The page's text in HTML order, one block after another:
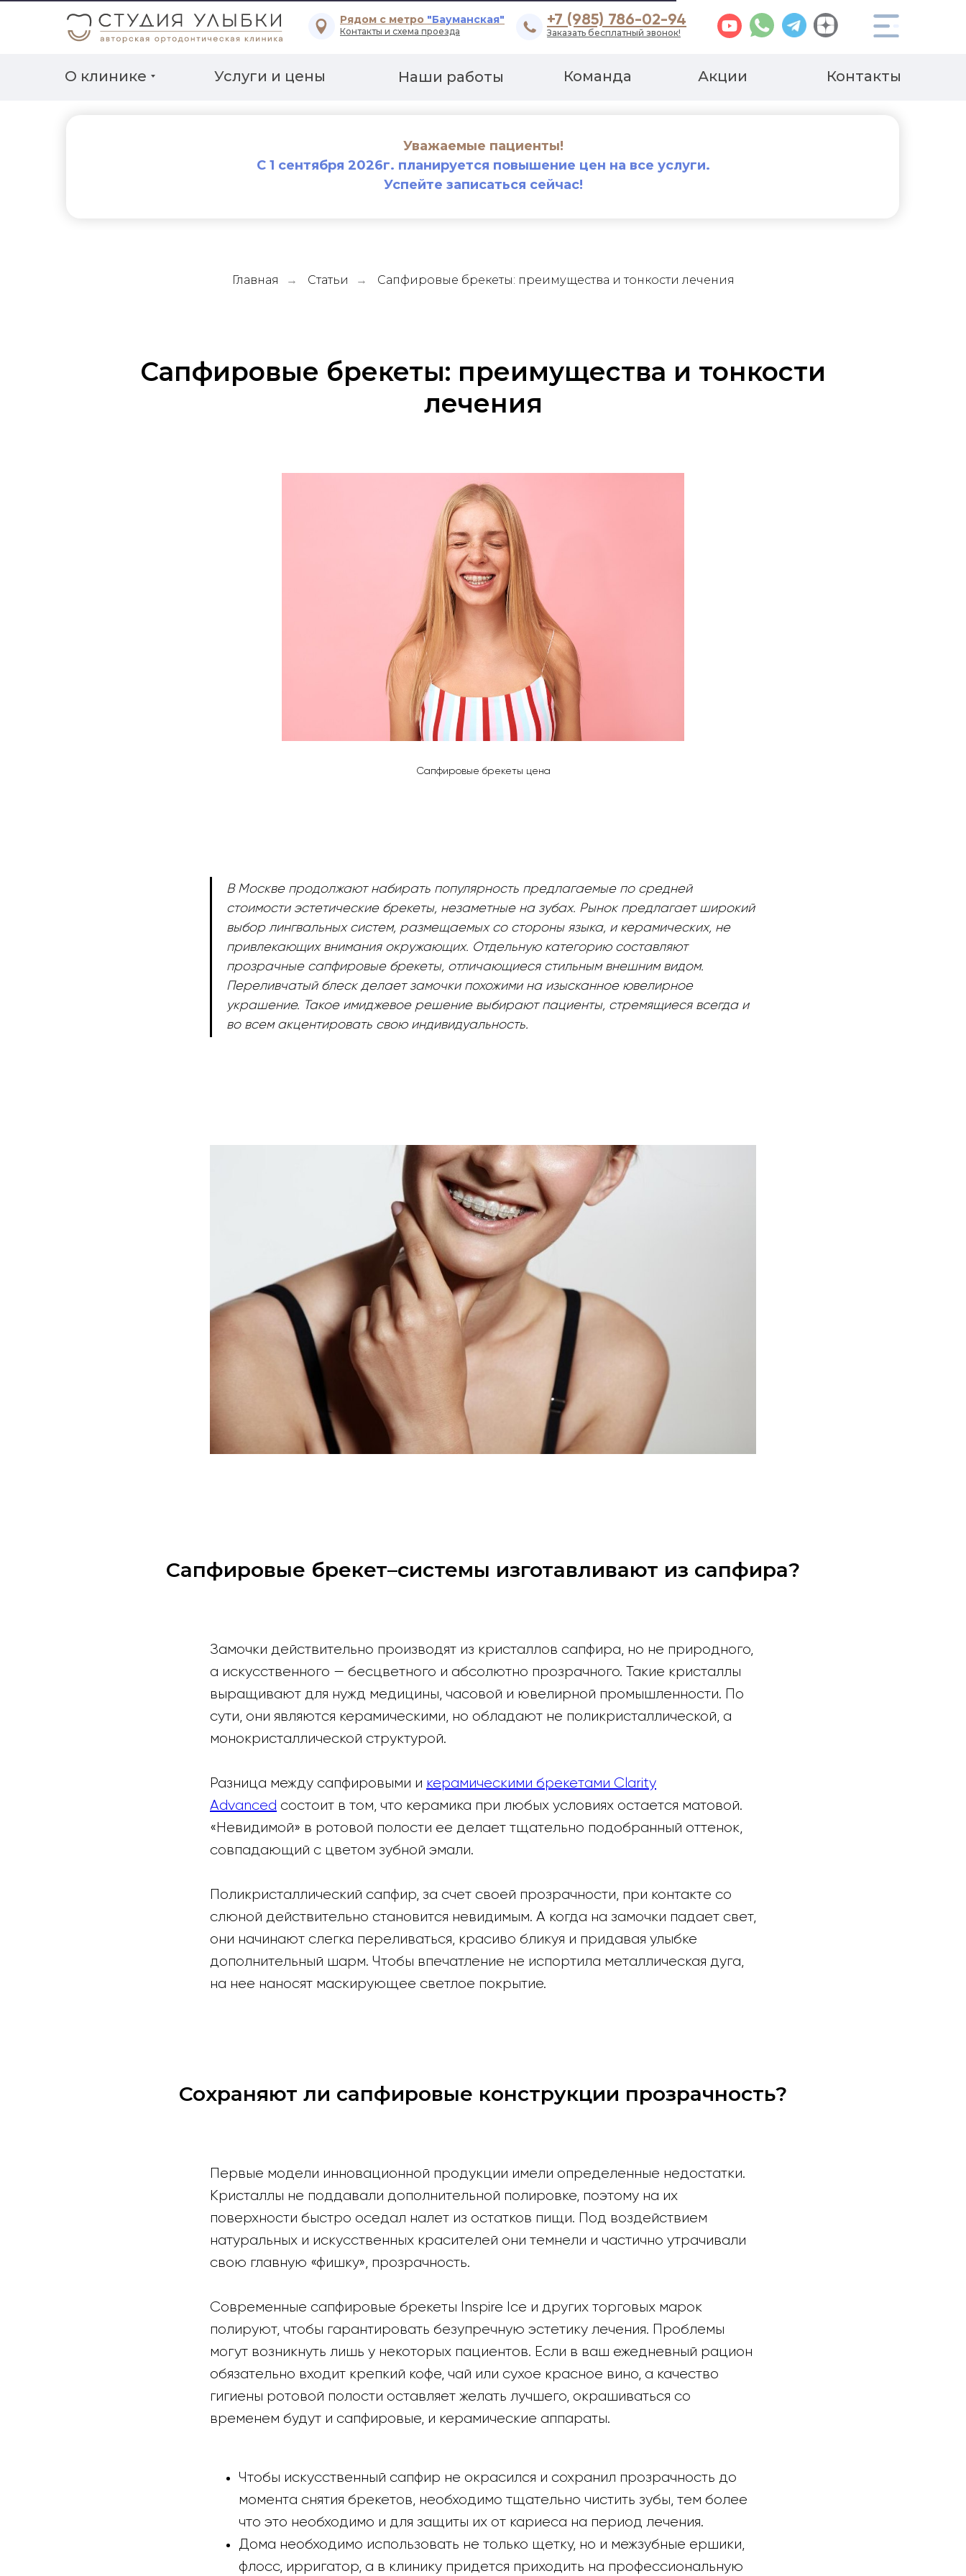
Рядом с метро "Бауманская"
Контакты и схема проезда Заказать бесплатный звонок!
О клинике Команда Акции Контакты
+7 (985) 786-02-94
Услуги и цены Наши работы
Уважаемые пациенты!
С 1 сентября 2026г. планируется повышение цен на все услуги.
Успейте записаться сейчас!
Главная → Статьи → Сапфировые брекеты: преимущества и тонкости лечения
Сапфировые брекеты: преимущества и тонкости
лечения
Сапфировые брекеты цена
В Москве продолжают набирать популярность предлагаемые по средней
стоимости эстетические брекеты, незаметные на зубах. Рынок предлагает широкий
выбор лингвальных систем, размещаемых со стороны языка, и керамических, не
привлекающих внимания окружающих. Отдельную категорию составляют
прозрачные сапфировые брекеты, отличающиеся стильным внешним видом.
Переливчатый блеск делает замочки похожими на изысканное ювелирное
украшение. Такое имиджевое решение выбирают пациенты, стремящиеся всегда и
во всем акцентировать свою индивидуальность.
Сапфировые брекет–системы изготавливают из сапфира?
Замочки действительно производят из кристаллов сапфира, но не природного,
а искусственного — бесцветного и абсолютно прозрачного. Такие кристаллы
выращивают для нужд медицины, часовой и ювелирной промышленности. По
сути, они являются керамическими, но обладают не поликристаллической, а
монокристаллической структурой.
Разница между сапфировыми и керамическими брекетами Clarity
Advanced состоит в том, что керамика при любых условиях остается матовой.
«Невидимой» в ротовой полости ее делает тщательно подобранный оттенок,
совпадающий с цветом зубной эмали.
Поликристаллический сапфир, за счет своей прозрачности, при контакте со
слюной действительно становится невидимым. А когда на замочки падает свет,
они начинают слегка переливаться, красиво бликуя и придавая улыбке
дополнительный шарм. Чтобы впечатление не испортила металлическая дуга,
на нее наносят маскирующее светлое покрытие.
Сохраняют ли сапфировые конструкции прозрачность?
Первые модели инновационной продукции имели определенные недостатки.
Кристаллы не поддавали дополнительной полировке, поэтому на их
поверхности быстро оседал налет из остатков пищи. Под воздействием
натуральных и искусственных красителей они темнели и частично утрачивали
свою главную «фишку», прозрачность.
Современные сапфировые брекеты Inspire Ice и других торговых марок
полируют, чтобы гарантировать безупречную эстетику лечения. Проблемы
могут возникнуть лишь у некоторых пациентов. Если в ваш ежедневный рацион
обязательно входит крепкий кофе, чай или сухое красное вино, а качество
гигиены ротовой полости оставляет желать лучшего, окрашиваться со
временем будут и сапфировые, и керамические аппараты.
Чтобы искусственный сапфир не окрасился и сохранил прозрачность до
момента снятия брекетов, необходимо тщательно чистить зубы, тем более
что это необходимо и для защиты их от кариеса на период лечения.
Дома необходимо использовать не только щетку, но и межзубные ершики,
флосс, ирригатор, а в клинику придется приходить на профессиональную